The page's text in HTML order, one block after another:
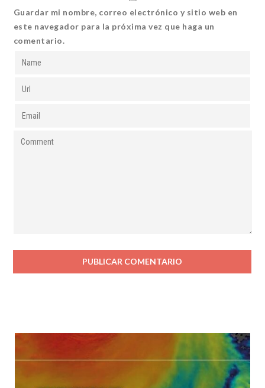
Guardar mi nombre, correo electrónico y sitio web en
este navegador para la próxima vez que haga un
comentario.